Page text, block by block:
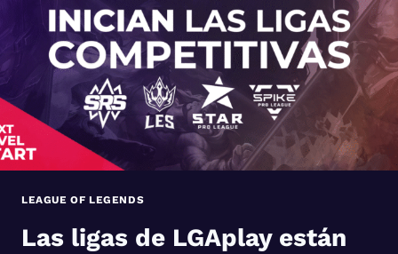
LEAGUE OF LEGENDS
Las ligas de LGAplay están